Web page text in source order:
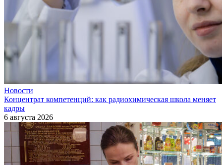
Новости
Концентрат компетенций: как радиохимическая школа меняет
кадры
6 августа 2026